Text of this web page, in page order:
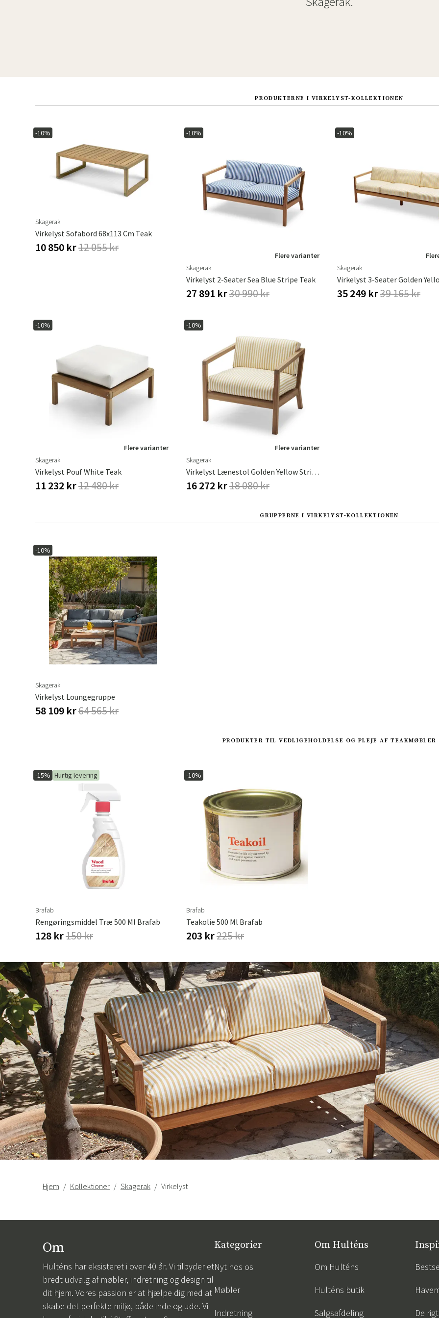
PRODUKTERNE I VIRKELYST-KOLLEKTIONEN
-10%
Skagerak
Virkelyst Sofabord 68x113 Cm Teak
10 850 kr12 055 kr
-10%
Flere varianter
Skagerak
Virkelyst 2-Seater Sea Blue Stripe Teak
27 891 kr30 990 kr
-10%
Skagerak
35 249 kr39 165 kr
-10%
Flere varianter
Skagerak
Virkelyst Pouf White Teak
11 232 kr12 480 kr
-10%
Flere varianter
Skagerak
Virkelyst Lænestol Golden Yellow Stripe Teak
16 272 kr18 080 kr
GRUPPERNE I VIRKELYST-KOLLEKTIONEN
-10%
Skagerak
Virkelyst Loungegruppe
58 109 kr64 565 kr
PRODUKTER TIL VEDLIGEHOLDELSE OG PLEJE AF TEAKMØBLER
-15% Hurtig levering
Brafab
Rengøringsmiddel Træ 500 Ml Brafab
128 kr150 kr
-10%
Brafab
Teakolie 500 Ml Brafab
203 kr225 kr
Hjem Kollektioner Skagerak Virkelyst
Om
Hulténs har eksisteret i over 40 år. Vi tilbyder et
bredt udvalg af møbler, indretning og design til
dit hjem. Vores passion er at hjælpe dig med at
skabe det perfekte miljø, både inde og ude. Vi
Kategorier
Nyt hos os
Møbler
Indretning
Om Hulténs
Om Hulténs
Hulténs butik
Salgsafdeling De